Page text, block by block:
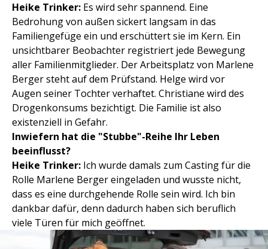
Heike Trinker: Es wird sehr spannend. Eine
Bedrohung von außen sickert langsam in das
Familiengefüge ein und erschüttert sie im Kern. Ein
unsichtbarer Beobachter registriert jede Bewegung
aller Familienmitglieder. Der Arbeitsplatz von Marlene
Berger steht auf dem Prüfstand. Helge wird vor
Augen seiner Tochter verhaftet. Christiane wird des
Drogenkonsums bezichtigt. Die Familie ist also
existenziell in Gefahr.
Inwiefern hat die "Stubbe"-Reihe Ihr Leben
beeinflusst?
Heike Trinker: Ich wurde damals zum Casting für die
Rolle Marlene Berger eingeladen und wusste nicht,
dass es eine durchgehende Rolle sein wird. Ich bin
dankbar dafür, denn dadurch haben sich beruflich
viele Türen für mich geöffnet.